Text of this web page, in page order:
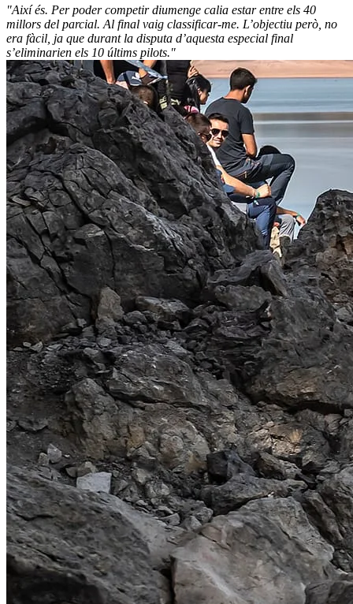
"Així és. Per poder competir diumenge calia estar entre els 40
millors del parcial. Al final vaig classificar-me. L’objectiu però, no
era fàcil, ja que durant la disputa d’aquesta especial final
s’eliminarien els 10 últims pilots."